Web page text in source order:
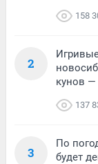
158
2
кунов
137
3
По
будет